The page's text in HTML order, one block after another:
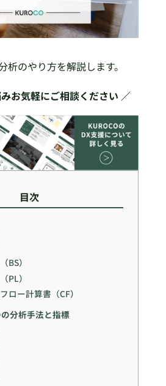
析のやり方を解説します。
お気軽にご相談ください ／
目次
BS）
PL）
ロー計算書（CF）
分析手法と指標